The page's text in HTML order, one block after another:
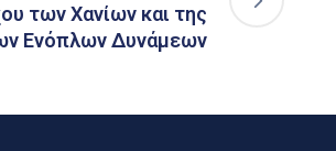
των Χανίων και της
Ενόπλων Δυνάμεων